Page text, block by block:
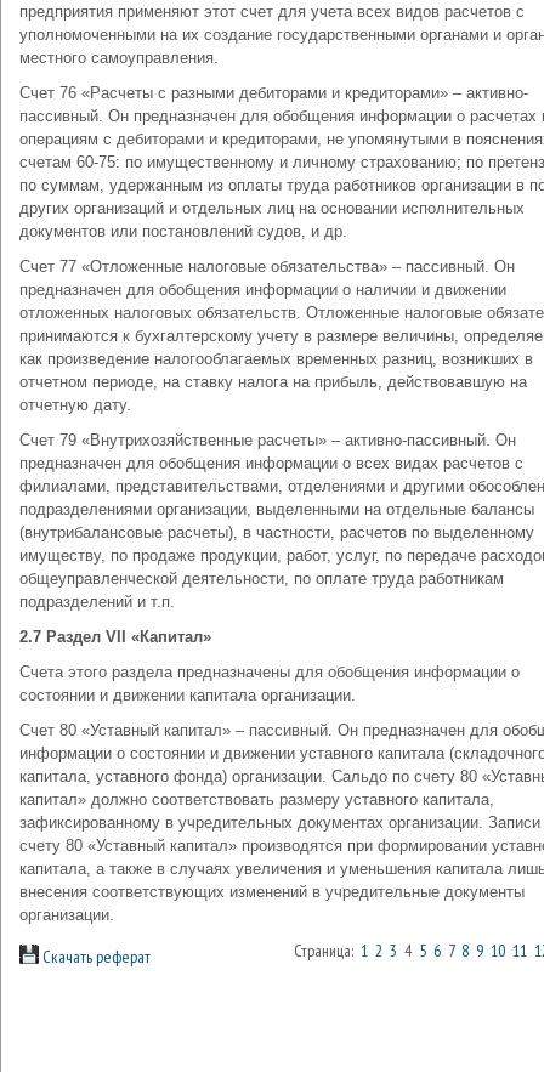
предприятия применяют этот счет для учета всех видов расчетов с
уполномоченными на их создание государственными органами и
местного самоуправления.
Счет 76 «Расчеты с разными дебиторами и кредиторами» – активно-
пассивный. Он предназначен для обобщения информации о расчетах
операциям с дебиторами и кредиторами, не упомянутыми в
счетам 60-75: по имущественному и личному страхованию; по
по суммам, удержанным из оплаты труда работников организации в
других организаций и отдельных лиц на основании исполнительных
документов или постановлений судов, и др.
Счет 77 «Отложенные налоговые обязательства» – пассивный. Он
предназначен для обобщения информации о наличии и движении
отложенных налоговых обязательств. Отложенные налоговые
принимаются к бухгалтерскому учету в размере величины,
как произведение налогооблагаемых временных разниц, возникших в
отчетном периоде, на ставку налога на прибыль, действовавшую на
отчетную дату.
Счет 79 «Внутрихозяйственные расчеты» – активно-пассивный. Он
предназначен для обобщения информации о всех видах расчетов с
филиалами, представительствами, отделениями и другими
подразделениями организации, выделенными на отдельные балансы
(внутрибалансовые расчеты), в частности, расчетов по выделенному
имуществу, по продаже продукции, работ, услуг, по передаче
общеуправленческой деятельности, по оплате труда работникам
подразделений и т.п.
2.7 Раздел VII «Капитал»
Счета этого раздела предназначены для обобщения информации о
состоянии и движении капитала организации.
Счет 80 «Уставный капитал» – пассивный. Он предназначен для
информации о состоянии и движении уставного капитала
капитала, уставного фонда) организации. Сальдо по счету 80
капитал» должно соответствовать размеру уставного капитала,
зафиксированному в учредительных документах организации. Записи
счету 80 «Уставный капитал» производятся при формировании
капитала, а также в случаях увеличения и уменьшения капитала
внесения соответствующих изменений в учредительные документы
организации.
Скачать реферат Страница: 1 2 3 4 5 6 7 8 9 10 11